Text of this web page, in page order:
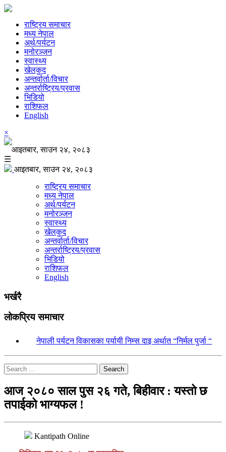
राष्ट्रिय समाचार
मध्य नेपाल
अर्थ/पर्यटन
मनोरञ्जन
स्वास्थ्य
खेलकुद
अन्तर्वार्ता/विचार
अन्तर्राष्ट्रिय/प्रवास
भिडियो
राशिफल
English
×
आइतबार, साउन २४, २०८३
☰
आइतबार, साउन २४, २०८३
राष्ट्रिय समाचार
मध्य नेपाल
अर्थ/पर्यटन
मनोरञ्जन
स्वास्थ्य
खेलकुद
अन्तर्वार्ता/विचार
अन्तर्राष्ट्रिय/प्रवास
भिडियो
राशिफल
English
भर्खरै
लोकप्रिय समाचार
नेपाली पर्यटन विकासका पर्यायी निम्स दाइ अर्थात “निर्मल पुर्जा “
Search
आज २०८० साल पुस २६ गते, बिहीवार : यस्तो छ
तपाईको भाग्यफल !
Kantipath Online